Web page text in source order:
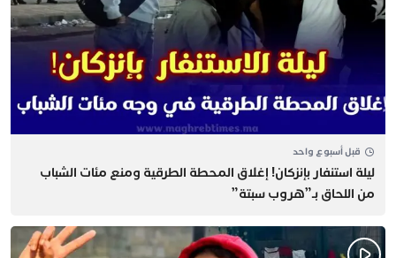
قبل أسبوع واحد
​ليلة استنفار بإنزكان! إغلاق المحطة الطرقية ومنع مئات الشباب
من اللحاق بـ”هروب سبتة”